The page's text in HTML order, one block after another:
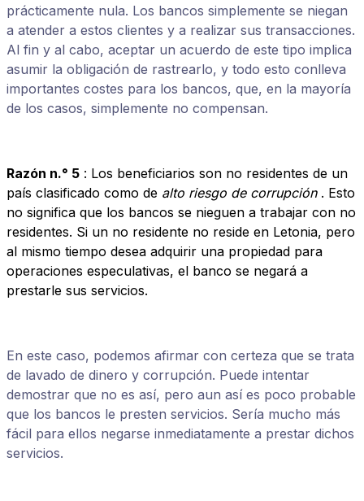
prácticamente nula. Los bancos simplemente se niegan
a atender a estos clientes y a realizar sus transacciones.
Al fin y al cabo, aceptar un acuerdo de este tipo implica
asumir la obligación de rastrearlo, y todo esto conlleva
importantes costes para los bancos, que, en la mayoría
de los casos, simplemente no compensan.
Razón n.° 5 : Los beneficiarios son no residentes de un
país clasificado como de alto riesgo de corrupción . Esto
no significa que los bancos se nieguen a trabajar con no
residentes. Si un no residente no reside en Letonia, pero
al mismo tiempo desea adquirir una propiedad para
operaciones especulativas, el banco se negará a
prestarle sus servicios.
En este caso, podemos afirmar con certeza que se trata
de lavado de dinero y corrupción. Puede intentar
demostrar que no es así, pero aun así es poco probable
que los bancos le presten servicios. Sería mucho más
fácil para ellos negarse inmediatamente a prestar dichos
servicios.